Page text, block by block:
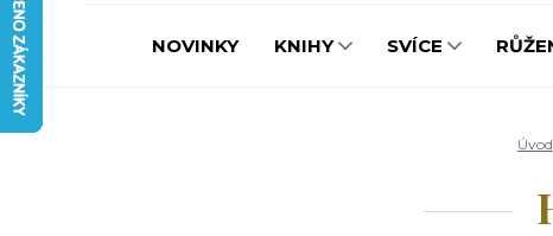
NOVINKY KNIHY SVÍCE
Úvod